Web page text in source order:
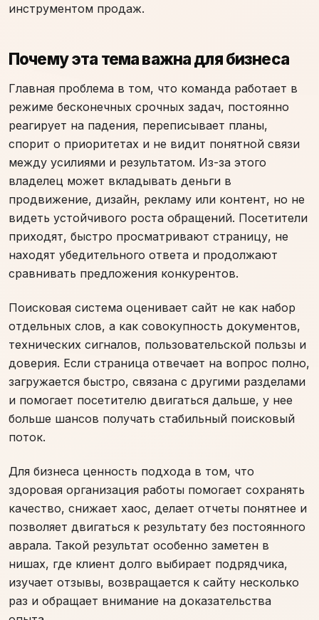
инструментом продаж.
Почему эта тема важна для бизнеса
Главная проблема в том, что команда работает в
режиме бесконечных срочных задач, постоянно
реагирует на падения, переписывает планы,
спорит о приоритетах и не видит понятной связи
между усилиями и результатом. Из-за этого
владелец может вкладывать деньги в
продвижение, дизайн, рекламу или контент, но не
видеть устойчивого роста обращений. Посетители
приходят, быстро просматривают страницу, не
находят убедительного ответа и продолжают
сравнивать предложения конкурентов.
Поисковая система оценивает сайт не как набор
отдельных слов, а как совокупность документов,
технических сигналов, пользовательской пользы и
доверия. Если страница отвечает на вопрос полно,
загружается быстро, связана с другими разделами
и помогает посетителю двигаться дальше, у нее
больше шансов получать стабильный поисковый
поток.
Для бизнеса ценность подхода в том, что
здоровая организация работы помогает сохранять
качество, снижает хаос, делает отчеты понятнее и
позволяет двигаться к результату без постоянного
аврала. Такой результат особенно заметен в
нишах, где клиент долго выбирает подрядчика,
изучает отзывы, возвращается к сайту несколько
раз и обращает внимание на доказательства